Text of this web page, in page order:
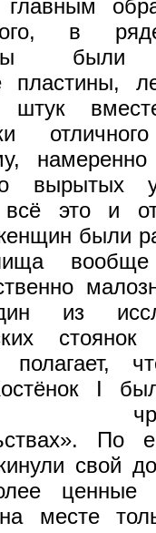
главным
в
были
пластины,
штук
вырытых
всё это и
были
вообще
из
полагает,
I
По
свой
месте